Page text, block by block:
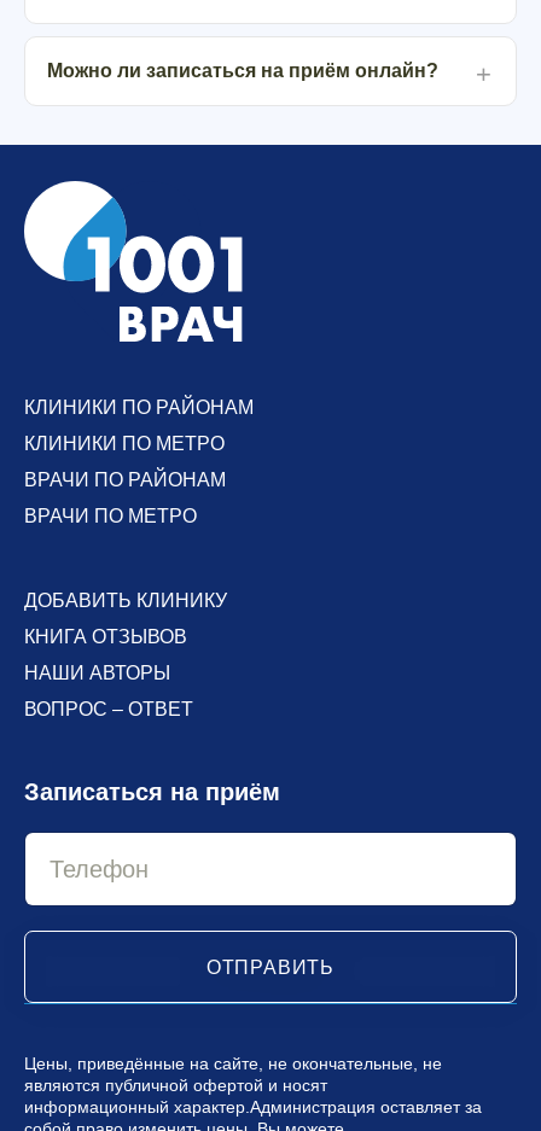
Можно ли записаться на приём онлайн?
КЛИНИКИ ПО РАЙОНАМ
КЛИНИКИ ПО МЕТРО
ВРАЧИ ПО РАЙОНАМ
ВРАЧИ ПО МЕТРО
ДОБАВИТЬ КЛИНИКУ
КНИГА ОТЗЫВОВ
НАШИ АВТОРЫ
ВОПРОС – ОТВЕТ
Записаться на приём
ОТПРАВИТЬ
Цены, приведённые на сайте, не окончательные, не
являются публичной офертой и носят
информационный характер.Администрация оставляет за